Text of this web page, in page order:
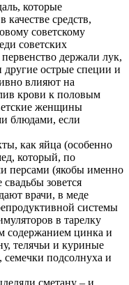
которые
качестве средств,
советскому
советских
держали лук,
другие острые специи и
влияют на
крови к половым
женщины
блюдами, если
как яйца (особенно
который, по
персами (якобы именно
зовется
врачи, в меде
системы
в тарелку
содержанием цинка и
телячьи и куриные
семечки подсолнуха и
сметану – и